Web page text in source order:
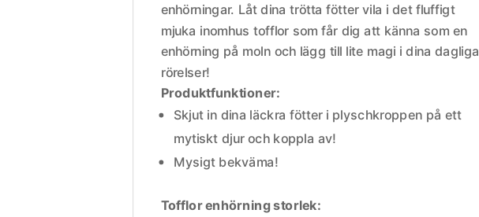
enhörningar. Låt dina trötta fötter vila i det fluffigt
mjuka inomhus tofflor som får dig att känna som en
enhörning på moln och lägg till lite magi i dina dagliga
rörelser!
Produktfunktioner:
Skjut in dina läckra fötter i plyschkroppen på ett
mytiskt djur och koppla av!
Mysigt bekväma!
Tofflor enhörning storlek: